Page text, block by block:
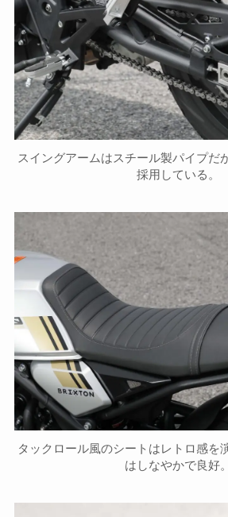
スイングアームはスチール製パイプだ
採用している。
タックロール風のシートはレトロ感を
はしなやかで良好。